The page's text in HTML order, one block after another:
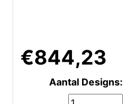
€844,23
Aantal Designs: